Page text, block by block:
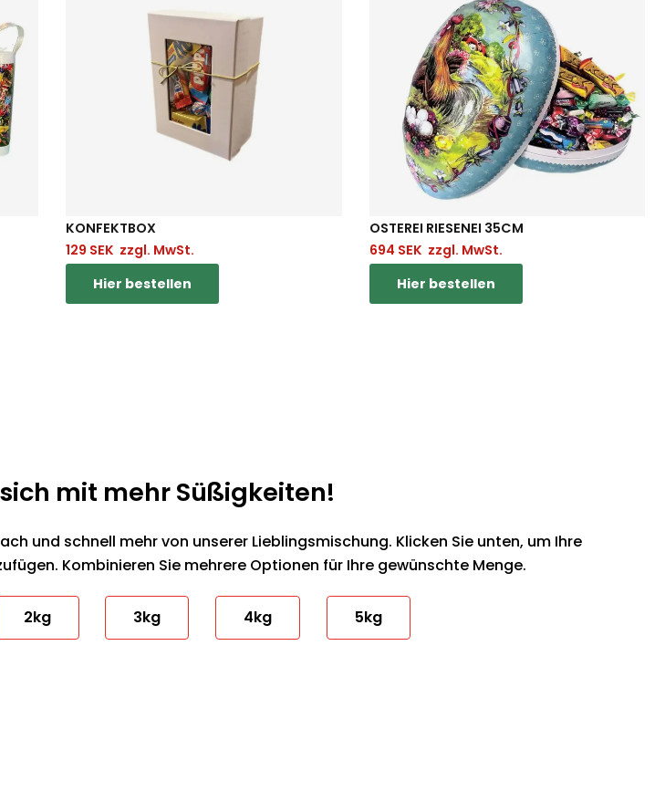
KONFEKTBOX
129 SEK zzgl. MwSt.
Hier bestellen
OSTEREI RIESENEI 35CM
694 SEK zzgl. MwSt.
Hier bestellen
mit mehr Süßigkeiten!
und schnell mehr von unserer Lieblingsmischung. Klicken Sie unten, um Ihre
Kombinieren Sie mehrere Optionen für Ihre gewünschte Menge.
2kg 3kg 4kg 5kg